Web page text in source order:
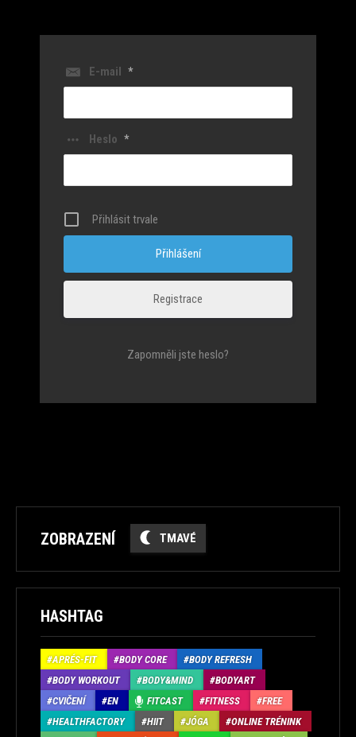
E-mail *
Heslo *
Přihlásit trvale
Registrace
Zapomněli jste heslo?
ZOBRAZENÍ TMAVÉ
HASHTAG
APRÉS-FIT BODY CORE
BODY REFRESH
BODY WORKOUT
BODY&MIND
BODYART
CVIČENÍ
EN FITCAST FITNESS
FREE
HEALTHFACTORY
HIIT JÓGA
ONLINE TRÉNINK